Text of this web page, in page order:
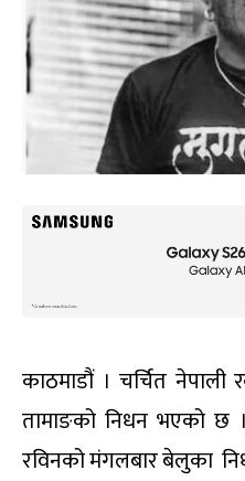
काठमाडौं । चर्चित
तामाङको निधन भएको छ
रविनको मंगलबार बेलुका